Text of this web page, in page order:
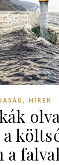
, HÍREK
a